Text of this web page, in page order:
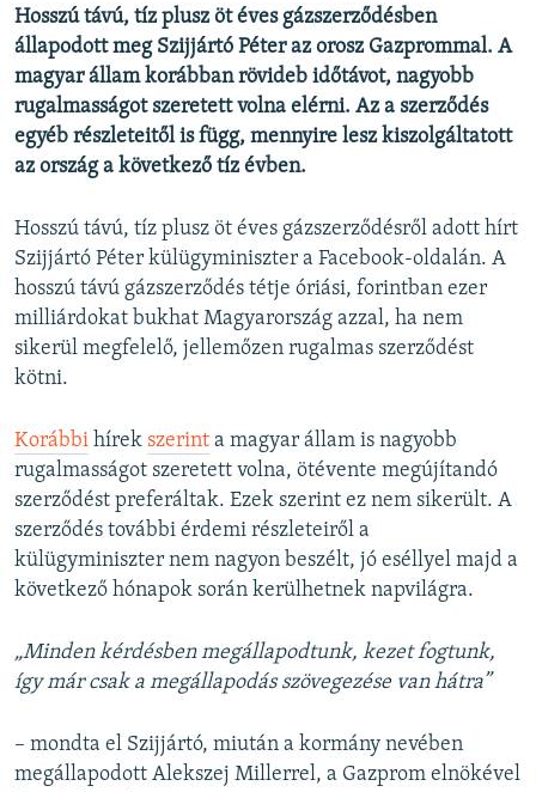
Valamennyi RFE/RL weboldal
Hosszú távú, tíz plusz öt éves gázszerződésben
állapodott meg Szijjártó Péter az orosz Gazprommal. A
magyar állam korábban rövideb időtávot, nagyobb
rugalmasságot szeretett volna elérni. Az a szerződés
egyéb részleteitől is függ, mennyire lesz kiszolgáltatott
az ország a következő tíz évben.
Hosszú távú, tíz plusz öt éves gázszerződésről adott hírt
Szijjártó Péter külügyminiszter a Facebook-oldalán. A
hosszú távú gázszerződés tétje óriási, forintban ezer
milliárdokat bukhat Magyarország azzal, ha nem
sikerül megfelelő, jellemőzen rugalmas szerződést
kötni.
Korábbi hírek szerint a magyar állam is nagyobb
rugalmasságot szeretett volna, ötévente megújítandó
szerződést preferáltak. Ezek szerint ez nem sikerült. A
szerződés további érdemi részleteiről a
külügyminiszter nem nagyon beszélt, jó eséllyel majd a
következő hónapok során kerülhetnek napvilágra.
„Minden kérdésben megállapodtunk, kezet fogtunk,
így már csak a megállapodás szövegezése van hátra”
– mondta el Szijjártó, miután a kormány nevében
megállapodott Alekszej Millerrel, a Gazprom elnökével